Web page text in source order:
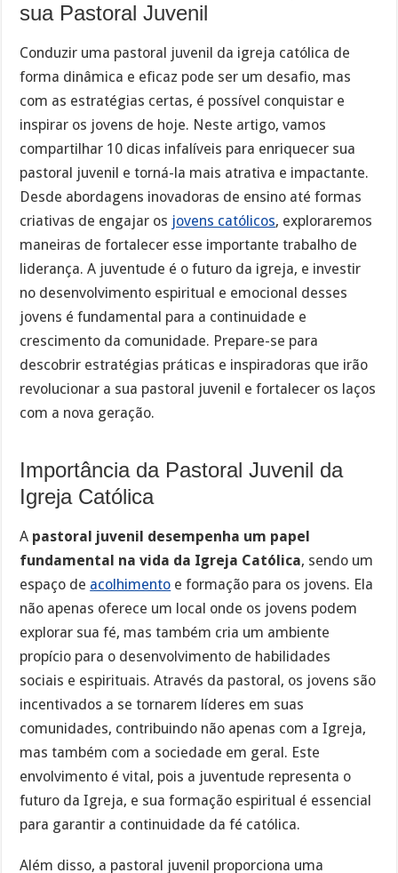
sua Pastoral Juvenil
Conduzir uma pastoral juvenil da igreja católica de
forma dinâmica e eficaz pode ser um desafio, mas
com as estratégias certas, é possível conquistar e
inspirar os jovens de hoje. Neste artigo, vamos
compartilhar 10 dicas infalíveis para enriquecer sua
pastoral juvenil e torná-la mais atrativa e impactante.
Desde abordagens inovadoras de ensino até formas
criativas de engajar os jovens católicos, exploraremos
maneiras de fortalecer esse importante trabalho de
liderança. A juventude é o futuro da igreja, e investir
no desenvolvimento espiritual e emocional desses
jovens é fundamental para a continuidade e
crescimento da comunidade. Prepare-se para
descobrir estratégias práticas e inspiradoras que irão
revolucionar a sua pastoral juvenil e fortalecer os laços
com a nova geração.
Importância da Pastoral Juvenil da
Igreja Católica
A pastoral juvenil desempenha um papel
fundamental na vida da Igreja Católica, sendo um
espaço de acolhimento e formação para os jovens. Ela
não apenas oferece um local onde os jovens podem
explorar sua fé, mas também cria um ambiente
propício para o desenvolvimento de habilidades
sociais e espirituais. Através da pastoral, os jovens são
incentivados a se tornarem líderes em suas
comunidades, contribuindo não apenas com a Igreja,
mas também com a sociedade em geral. Este
envolvimento é vital, pois a juventude representa o
futuro da Igreja, e sua formação espiritual é essencial
para garantir a continuidade da fé católica.
Além disso, a pastoral juvenil proporciona uma